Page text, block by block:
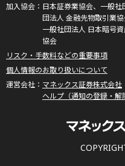
日本証券業協会、一般
団法人 金融先物取引業協
一般社団法人 日本暗号
協会
リスク・手数料などの重要事項
個人情報のお取り扱いについて
マネックス証券株式会社
ヘルプ（通知の登録・解